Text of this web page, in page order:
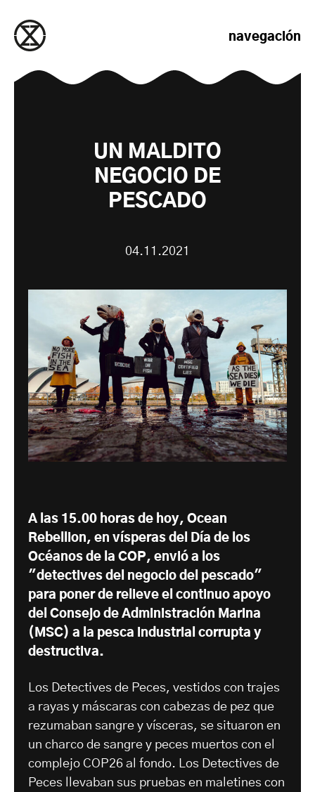
navegación
UN MALDITO
NEGOCIO DE
PESCADO
04.11.2021
A las 15.00 horas de hoy, Ocean
Rebellion, en vísperas del Día de los
Océanos de la COP, envió a los
"detectives del negocio del pescado"
para poner de relieve el continuo apoyo
del Consejo de Administración Marina
(MSC) a la pesca industrial corrupta y
destructiva.
Los Detectives de Peces, vestidos con trajes
a rayas y máscaras con cabezas de pez que
rezumaban sangre y vísceras, se situaron en
un charco de sangre y peces muertos con el
complejo COP26 al fondo. Los Detectives de
Peces llevaban sus pruebas en maletines con